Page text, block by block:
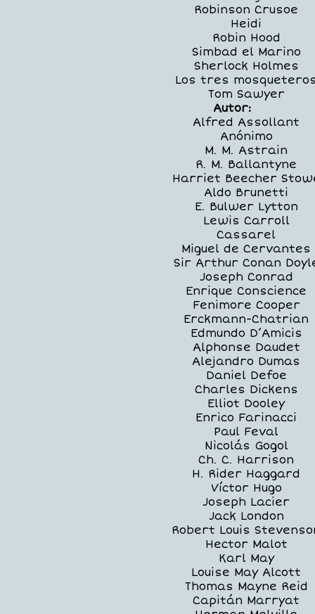
Robinson Crusoe
Heidi
Robin Hood
Simbad el Marino
Sherlock Holmes
Los tres
Tom Sawyer
Autor:
Alfred Assollant
Anónimo
M. M. Astrain
R. M. Ballantyne
Harriet Beecher
Aldo Brunetti
E. Bulwer Lytton
Lewis Carroll
Cassarel
Miguel de Cervantes
Sir Arthur Conan
Joseph Conrad
Enrique Conscience
Fenimore Cooper
Erckmann-Chatrian
Edmundo D’Amicis
Alphonse Daudet
Alejandro Dumas
Daniel Defoe
Charles Dickens
Elliot Dooley
Enrico Farinacci
Paul Feval
Nicolás Gogol
Ch. C. Harrison
H. Rider Haggard
Víctor Hugo
Joseph Lacier
Jack London
Robert Louis
Hector Malot
Karl May
Louise May Alcott
Thomas Mayne Reid
Capitán Marryat